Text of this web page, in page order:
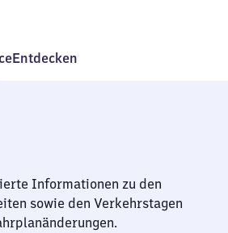
Entdecken
Informationen zu den
sowie den Verkehrstagen